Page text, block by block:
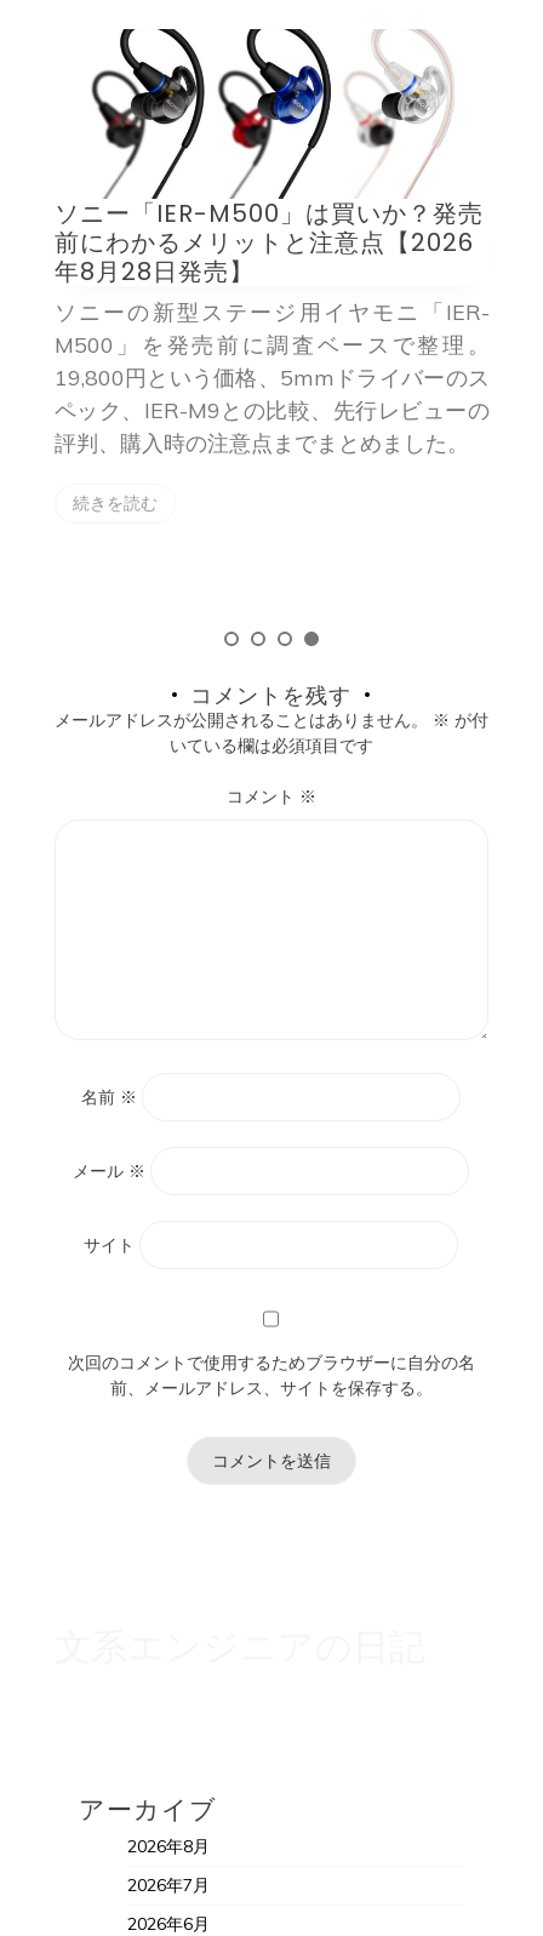
Legion Y700 Infiniteは日本で買え
る？発売日・価格・スペックと技適の
注意点【2026年8月時点】
Lenovoの新型ゲーミングタブレット
「Legion Y700 Infinite」の判明スペック、
前モデルとの違い、日本での入手方法を
2026年8月6日時点の公開情報で整理。並行
輸入の価格相場と技適の法的リスクまで解
コメントを残す
メールアドレスが公開されることはありません。 ※ が付
いている欄は必須項目です
コメント ※
名前 ※
メール ※
サイト
次回のコメントで使用するためブラウザーに自分の名
前、メールアドレス、サイトを保存する。
アーカイブ
2026年8月
2026年7月
2026年6月